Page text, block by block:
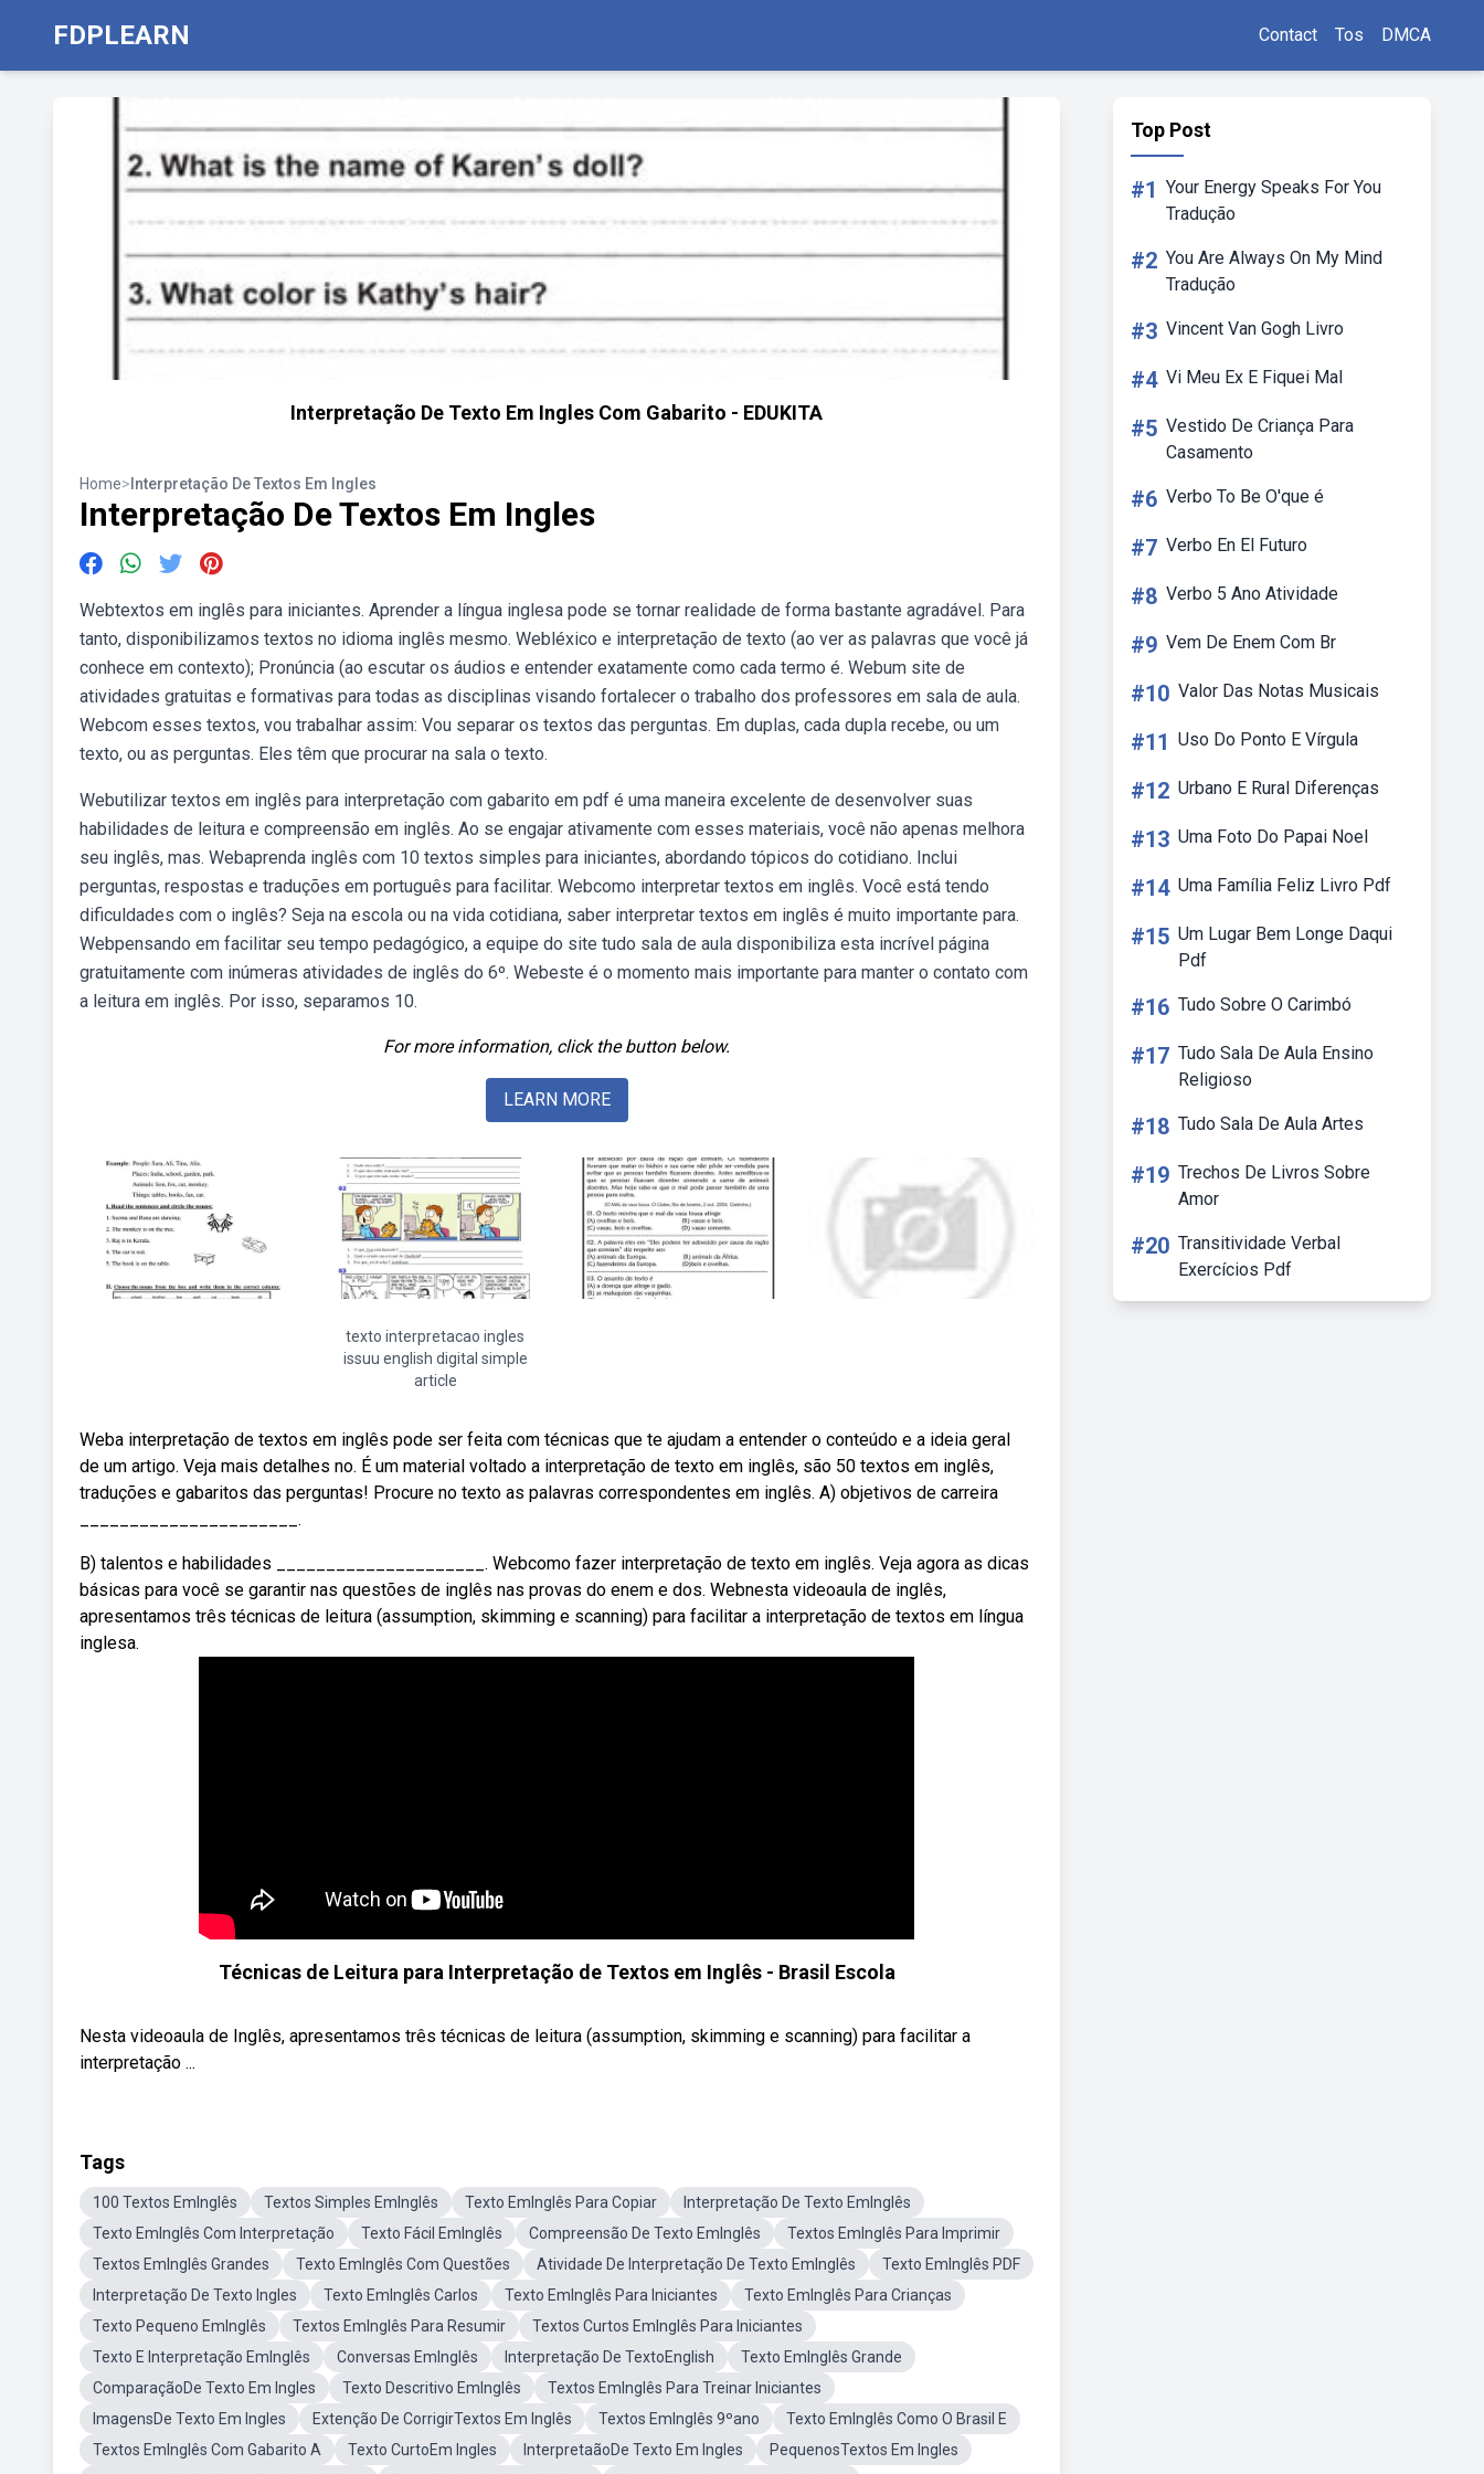
FDPLEARN Contact Tos DMCA
Interpretação De Texto Em Ingles Com Gabarito - EDUKITA
Home> Interpretação De Textos Em Ingles
Interpretação De Textos Em Ingles
Webtextos em inglês para iniciantes. Aprender a língua inglesa pode se tornar realidade de forma bastante agradável. Para
tanto, disponibilizamos textos no idioma inglês mesmo. Webléxico e interpretação de texto (ao ver as palavras que você já
conhece em contexto); Pronúncia (ao escutar os áudios e entender exatamente como cada termo é. Webum site de
atividades gratuitas e formativas para todas as disciplinas visando fortalecer o trabalho dos professores em sala de aula.
Webcom esses textos, vou trabalhar assim: Vou separar os textos das perguntas. Em duplas, cada dupla recebe, ou um
texto, ou as perguntas. Eles têm que procurar na sala o texto.
Webutilizar textos em inglês para interpretação com gabarito em pdf é uma maneira excelente de desenvolver suas
habilidades de leitura e compreensão em inglês. Ao se engajar ativamente com esses materiais, você não apenas melhora
seu inglês, mas. Webaprenda inglês com 10 textos simples para iniciantes, abordando tópicos do cotidiano. Inclui
perguntas, respostas e traduções em português para facilitar. Webcomo interpretar textos em inglês. Você está tendo
dificuldades com o inglês? Seja na escola ou na vida cotidiana, saber interpretar textos em inglês é muito importante para.
Webpensando em facilitar seu tempo pedagógico, a equipe do site tudo sala de aula disponibiliza esta incrível página
gratuitamente com inúmeras atividades de inglês do 6º. Webeste é o momento mais importante para manter o contato com
a leitura em inglês. Por isso, separamos 10.
For more information, click the button below.
LEARN MORE
texto interpretacao ingles
issuu english digital simple
article
Weba interpretação de textos em inglês pode ser feita com técnicas que te ajudam a entender o conteúdo e a ideia geral
de um artigo. Veja mais detalhes no. É um material voltado a interpretação de texto em inglês, são 50 textos em inglês,
traduções e gabaritos das perguntas! Procure no texto as palavras correspondentes em inglês. A) objetivos de carreira
______________________.
B) talentos e habilidades _____________________. Webcomo fazer interpretação de texto em inglês. Veja agora as dicas
básicas para você se garantir nas questões de inglês nas provas do enem e dos. Webnesta videoaula de inglês,
apresentamos três técnicas de leitura (assumption, skimming e scanning) para facilitar a interpretação de textos em língua
inglesa.
Técnicas de Leitura para Interpretação de Textos em Inglês - Brasil Escola
Nesta videoaula de Inglês, apresentamos três técnicas de leitura (assumption, skimming e scanning) para facilitar a
interpretação ...
Tags
100 Textos EmInglês Textos Simples EmInglês Texto EmInglês Para Copiar
Interpretação De Texto EmInglês
Texto EmInglês Com Interpretação
Texto Fácil EmInglês Compreensão De Texto EmInglês
Textos EmInglês Para Imprimir
Textos EmInglês Grandes
Texto EmInglês Com Questões Atividade De Interpretação De Texto EmInglês
Texto EmInglês PDF
Interpretação De Texto Ingles
Texto EmInglês Carlos Texto EmInglês Para Iniciantes
Texto EmInglês Para Crianças
Texto Pequeno EmInglês
Textos EmInglês Para Resumir
Textos Curtos EmInglês Para Iniciantes
Texto E Interpretação EmInglês
Conversas EmInglês Interpretação De TextoEnglish
Texto EmInglês Grande
ComparaçãoDe Texto Em Ingles
Texto Descritivo EmInglês
Textos EmInglês Para Treinar Iniciantes
ImagensDe Texto Em Ingles
Extenção De CorrigirTextos Em Inglês Textos EmInglês 9ºano
Texto EmInglês Como O Brasil E
Textos EmInglês Com Gabarito A
Texto CurtoEm Ingles InterpretaãoDe Texto Em Ingles
PequenosTextos Em Ingles
Top Post
#1 Your Energy Speaks For You
Tradução
#2 You Are Always On My Mind
Tradução
#3 Vincent Van Gogh Livro
#4 Vi Meu Ex E Fiquei Mal
#5 Vestido De Criança Para
Casamento
#6 Verbo To Be O'que é
#7 Verbo En El Futuro
#8 Verbo 5 Ano Atividade
#9 Vem De Enem Com Br
#10 Valor Das Notas Musicais
#11 Uso Do Ponto E Vírgula
#12 Urbano E Rural Diferenças
#13 Uma Foto Do Papai Noel
#14 Uma Família Feliz Livro Pdf
#15 Um Lugar Bem Longe Daqui
Pdf
#16 Tudo Sobre O Carimbó
#17 Tudo Sala De Aula Ensino
Religioso
#18 Tudo Sala De Aula Artes
#19 Trechos De Livros Sobre
Amor
#20 Transitividade Verbal
Exercícios Pdf